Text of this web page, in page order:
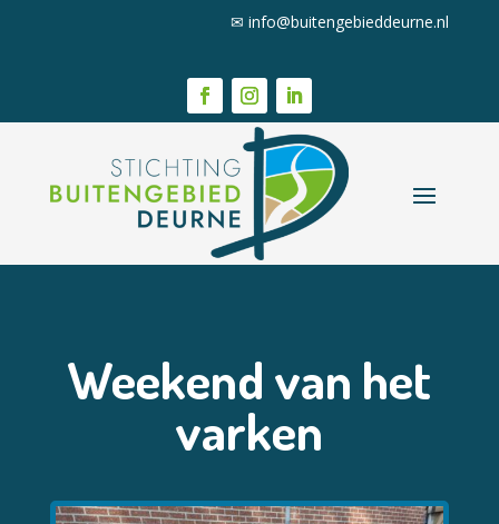
✉info@buitengebieddeurne.nl
Weekend van het
varken